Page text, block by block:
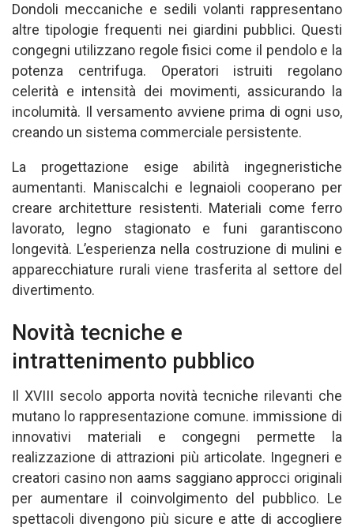
Dondoli meccaniche e sedili volanti rappresentano
altre tipologie frequenti nei giardini pubblici. Questi
congegni utilizzano regole fisici come il pendolo e la
potenza centrifuga. Operatori istruiti regolano
celerità e intensità dei movimenti, assicurando la
incolumità. Il versamento avviene prima di ogni uso,
creando un sistema commerciale persistente.
La progettazione esige abilità ingegneristiche
aumentanti. Maniscalchi e legnaioli cooperano per
creare architetture resistenti. Materiali come ferro
lavorato, legno stagionato e funi garantiscono
longevità. L’esperienza nella costruzione di mulini e
apparecchiature rurali viene trasferita al settore del
divertimento.
Novità tecniche e
intrattenimento pubblico
Il XVIII secolo apporta novità tecniche rilevanti che
mutano lo rappresentazione comune. immissione di
innovativi materiali e congegni permette la
realizzazione di attrazioni più articolate. Ingegneri e
creatori casino non aams saggiano approcci originali
per aumentare il coinvolgimento del pubblico. Le
spettacoli divengono più sicure e atte di accogliere